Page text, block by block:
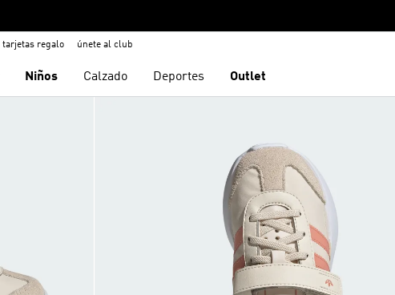
tarjetas regalo únete al club
Niños Calzado Deportes Outlet